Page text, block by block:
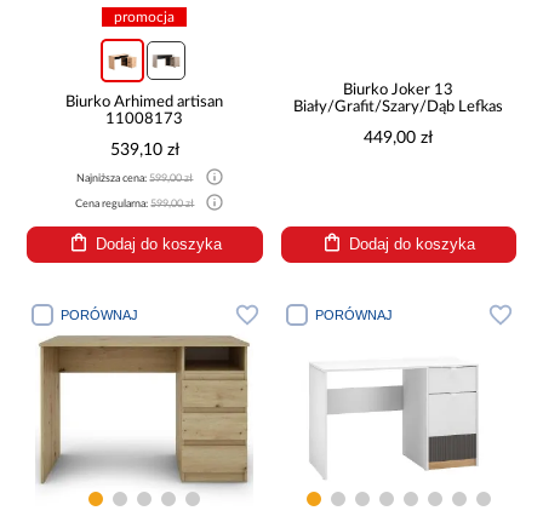
promocja
Biurko Arhimed artisan
11008173
539,10 zł
Najniższa cena:599,00 zł
Cena regularna:599,00 zł
Dodaj do koszyka
Biurko Joker 13
Biały/Grafit/Szary/Dąb Lefkas
449,00 zł
Dodaj do koszyka
PORÓWNAJ PORÓWNAJ